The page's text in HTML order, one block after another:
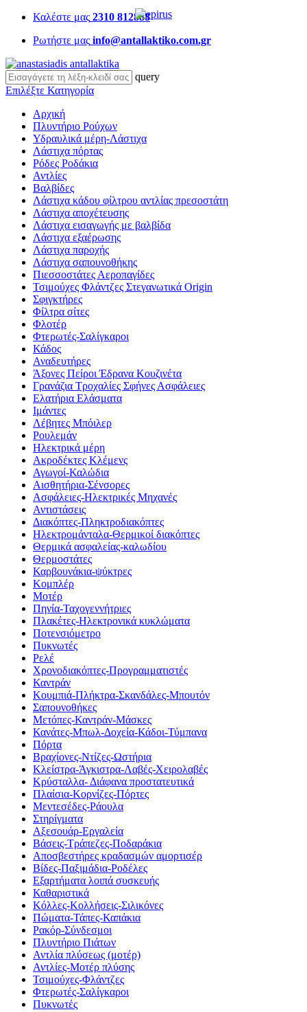
Καλέστε μας 2310 812888
Ρωτήστε μας info@antallaktiko.com.gr
query
Επιλέξτε Κατηγορία
Αρχική
Πλυντήριο Ρούχων
Υδραυλικά μέρη-Λάστιχα
Λάστιχα πόρτας
Ρόδες Ροδάκια
Αντλίες
Βαλβίδες
Λάστιχα κάδου φίλτρου αντλίας πρεσοστάτη
Λάστιχα αποχέτευσης
Λάστιχα εισαγωγής με βαλβίδα
Λάστιχα εξαέρωσης
Λάστιχα παροχής
Λάστιχα σαπουνοθήκης
Πιεσσοστάτες Αεροπαγίδες
Τσιμούχες Φλάντζες Στεγανωτικά Origin
Σφιγκτήρες
Φίλτρα σίτες
Φλοτέρ
Φτερωτές-Σαλίγκαροι
Κάδος
Αναδευτήρες
Άξονες Πείροι Έδρανα Κουζινέτα
Γρανάζια Τροχαλίες Σφήνες Ασφάλειες
Ελατήρια Ελάσματα
Ιμάντες
Λέβητες Μπόιλερ
Ρουλεμάν
Ηλεκτρικά μέρη
Ακροδέκτες Κλέμενς
Αγωγοί-Καλώδια
Αισθητήρια-Σένσορες
Ασφάλειες-Ηλεκτρικές Μηχανές
Αντιστάσεις
Διακόπτες-Πληκτροδιακόπτες
Ηλεκτρομάνταλα-Θερμικοί διακόπτες
Θερμικά ασφαλείας-καλωδίου
Θερμοστάτες
Καρβουνάκια-ψύκτρες
Κομπλέρ
Μοτέρ
Πηνία-Ταχογεννήτριες
Πλακέτες-Ηλεκτρονικά κυκλώματα
Ποτενσιόμετρο
Πυκνωτές
Ρελέ
Χρονοδιακόπτες-Προγραμματιστές
Καντράν
Κουμπιά-Πλήκτρα-Σκανδάλες-Μπουτόν
Σαπουνοθήκες
Μετόπες-Καντράν-Μάσκες
Κανάτες-Μπωλ-Δοχεία-Κάδοι-Τύμπανα
Πόρτα
Βραχίονες-Ντίζες-Ωστήρια
Κλείστρα-Άγκιστρα-Λαβές-Χειρολαβές
Κρύσταλλα- Διάφανα προστατευτικά
Πλαίσια-Κορνίζες-Πόρτες
Μεντεσέδες-Ράουλα
Στηρίγματα
Αξεσουάρ-Εργαλεία
Βάσεις-Τράπεζες-Ποδαράκια
Αποσβεστήρες κραδασμών αμορτισέρ
Βίδες-Παξιμάδια-Ροδέλες
Εξαρτήματα λοιπά συσκευής
Καθαριστικά
Κόλλες-Κολλήσεις-Σιλικόνες
Πώματα-Τάπες-Καπάκια
Ρακόρ-Σύνδεσμοι
Πλυντήριο Πιάτων
Αντλία πλύσεως (μοτέρ)
Αντλίες-Μοτέρ πλύσης
Τσιμούχες-Φλάντζες
Φτερωτές-Σαλίγκαροι
Πυκνωτές